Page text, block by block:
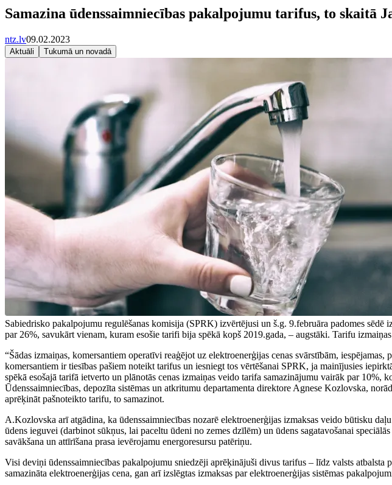
Samazina ūdenssaimniecības pakalpojumu tarifus, to skaitā
ntz.lv09.02.2023
Aktuāli Tukumā un novadā
Sabiedrisko pakalpojumu regulēšanas komisija (SPRK) izvērtējusi un š.g. 9.februāra padomes
par 26%, savukārt vienam, kuram esošie tarifi bija spēkā kopš 2019.gada, – augstāki. Tarifu
“Šādas izmaiņas, komersantiem operatīvi reaģējot uz elektroenerģijas cenas svārstībām, iespējamas,
komersantiem ir tiesības pašiem noteikt tarifus un iesniegt tos vērtēšanai SPRK, ja mainījusies
spēkā esošajā tarifā ietverto un plānotās cenas izmaiņas veido tarifa samazinājumu vairāk par
Ūdenssaimniecības, depozīta sistēmas un atkritumu departamenta direktore Agnese Kozlovska,
aprēķināt pašnoteikto tarifu, to samazinot.
A.Kozlovska arī atgādina, ka ūdenssaimniecības nozarē elektroenerģijas izmaksas veido būtisku
ūdens ieguvei (darbinot sūkņus, lai paceltu ūdeni no zemes dzīlēm) un ūdens sagatavošanai
savākšana un attīrīšana prasa ievērojamu energoresursu patēriņu.
Visi deviņi ūdenssaimniecības pakalpojumu sniedzēji aprēķinājuši divus tarifus – līdz valsts
samazināta elektroenerģijas cena, gan arī izslēgtas izmaksas par elektroenerģijas sistēmas